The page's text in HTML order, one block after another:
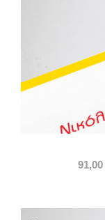
91,00